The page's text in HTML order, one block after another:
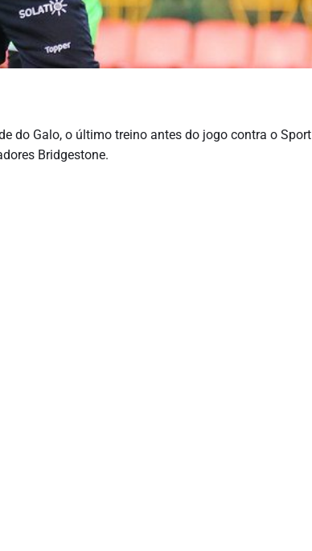
do Galo, o último treino antes do jogo contra o Sport
Bridgestone.